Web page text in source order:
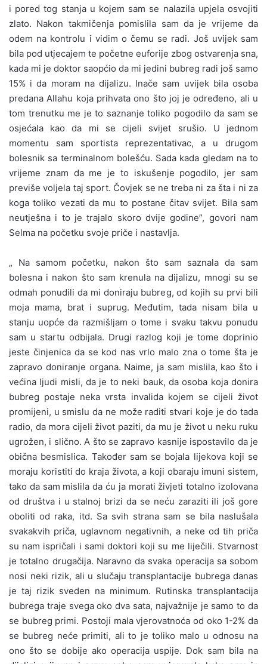
i pored tog stanja u kojem sam se nalazila upjela osvojiti
zlato. Nakon takmičenja pomislila sam da je vrijeme da
odem na kontrolu i vidim o čemu se radi. Još uvijek sam
bila pod utjecajem te početne euforije zbog ostvarenja sna,
kada mi je doktor saopćio da mi jedini bubreg radi još samo
15% i da moram na dijalizu. Inače sam uvijek bila osoba
predana Allahu koja prihvata ono što joj je određeno, ali u
tom trenutku me je to saznanje toliko pogodilo da sam se
osjećala kao da mi se cijeli svijet srušio. U jednom
momentu sam sportista reprezentativac, a u drugom
bolesnik sa terminalnom bolešću. Sada kada gledam na to
vrijeme znam da me je to iskušenje pogodilo, jer sam
previše voljela taj sport. Čovjek se ne treba ni za šta i ni za
koga toliko vezati da mu to postane čitav svijet. Bila sam
neutješna i to je trajalo skoro dvije godine”, govori nam
Selma na početku svoje priče i nastavlja.
„ Na samom početku, nakon što sam saznala da sam
bolesna i nakon što sam krenula na dijalizu, mnogi su se
odmah ponudili da mi doniraju bubreg, od kojih su prvi bili
moja mama, brat i suprug. Međutim, tada nisam bila u
stanju uopće da razmišljam o tome i svaku takvu ponudu
sam u startu odbijala. Drugi razlog koji je tome doprinio
jeste činjenica da se kod nas vrlo malo zna o tome šta je
zapravo doniranje organa. Naime, ja sam mislila, kao što i
većina ljudi misli, da je to neki bauk, da osoba koja donira
bubreg postaje neka vrsta invalida kojem se cijeli život
promijeni, u smislu da ne može raditi stvari koje je do tada
radio, da mora cijeli život paziti, da mu je život u neku ruku
ugrožen, i slično. A što se zapravo kasnije ispostavilo da je
obična besmislica. Također sam se bojala lijekova koji se
moraju koristiti do kraja života, a koji obaraju imuni sistem,
tako da sam mislila da ću ja morati živjeti totalno izolovana
od društva i u stalnoj brizi da se neću zaraziti ili još gore
oboliti od raka, itd. Sa svih strana sam se bila naslušala
svakakvih priča, uglavnom negativnih, a neke od tih priča
su nam ispričali i sami doktori koji su me liječili. Stvarnost
je totalno drugačija. Naravno da svaka operacija sa sobom
nosi neki rizik, ali u slučaju transplantacije bubrega danas
je taj rizik sveden na minimum. Rutinska transplantacija
bubrega traje svega oko dva sata, najvažnije je samo to da
se bubreg primi. Postoji mala vjerovatnoća od oko 1-2% da
se bubreg neće primiti, ali to je toliko malo u odnosu na
ono što se dobije ako operacija uspije. Dok sam bila na